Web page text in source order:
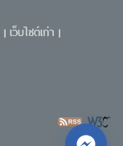
| เว็บไซต์เก่า |